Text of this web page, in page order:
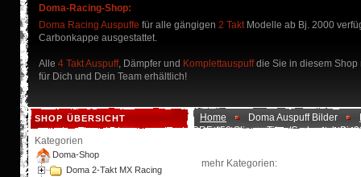
Doma-Racing-Shop:
Doma Racing Auspuffe für alle gängigen 2 TaktModelle ab Bj. 2000
Carbonkappe ausgestattet.
Alle 4 Takt Auspuff, Dämpfer und Komplettauspuffdie Sie in diesem Shop
für Dich und Dein Team erhältlich!
SHOP ÜBERSICHT
Kategorien
Doma-Shop
Doma 2-Takt MX Racing
Home Doma Auspuff Bilder
CRF 450 Slip on Titan/Carbon ab Bj.
mehr Kategorien: